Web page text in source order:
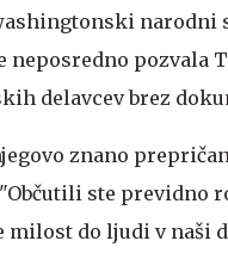
narodni
neposredno pozvala
delavcev brez
znano
ste previdno
milost do ljudi v naši